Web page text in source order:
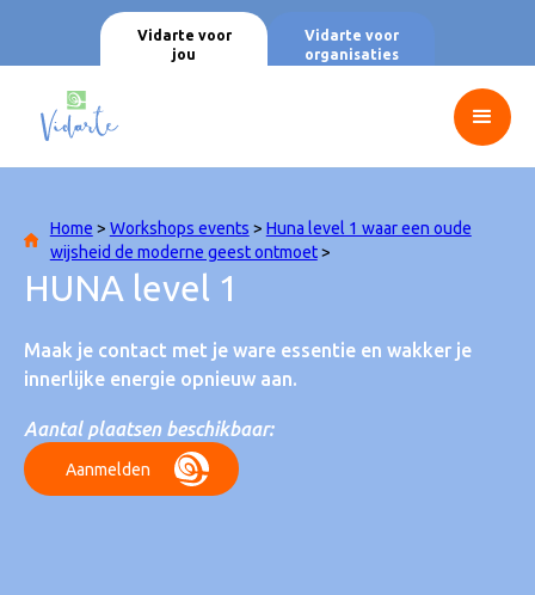
Vidarte voor
jou
Vidarte voor
organisaties
Home > Workshops events > Huna level 1 waar een oude
wijsheid de moderne geest ontmoet>
HUNA level 1
Maak je contact met je ware essentie en wakker je
innerlijke energie opnieuw aan.
Aantal plaatsen beschikbaar:
Aanmelden